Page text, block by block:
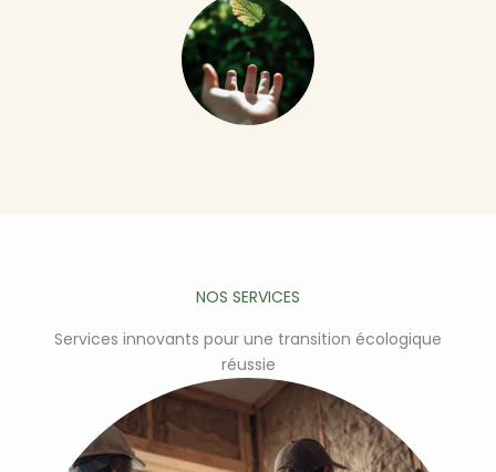
NOS SERVICES
Services innovants pour une transition écologique
réussie